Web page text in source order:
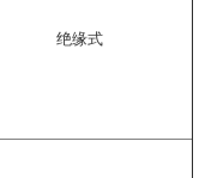
绝缘式